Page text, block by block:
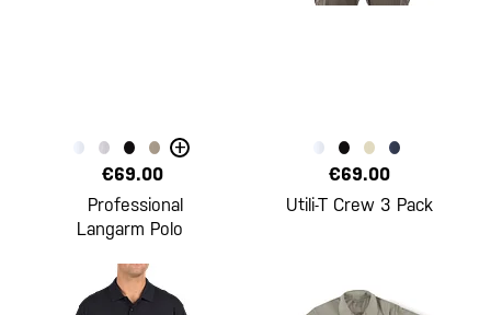
+
€69.00
Professional
Langarm Polo
€69.00
Utili-T Crew 3 Pack